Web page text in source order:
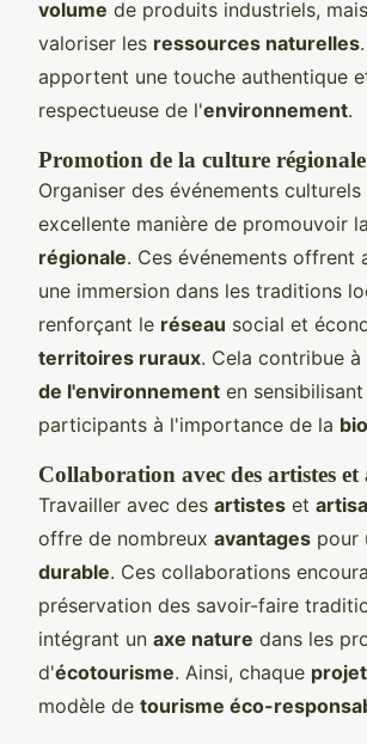
volume de produits industriels,
valoriser les ressources naturelles
apportent une touche authentique
respectueuse de l'environnement.
Promotion de la culture régionale
Organiser des événements culturels
excellente manière de promouvoir la
régionale. Ces événements offrent
une immersion dans les traditions
renforçant le réseau social et
territoires ruraux. Cela contribue à
de l'environnement en
participants à l'importance de la
Collaboration avec des artistes et
Travailler avec des artistes et
offre de nombreux avantages pour
durable. Ces collaborations
préservation des savoir-faire
intégrant un axe nature dans les
d'écotourisme. Ainsi, chaque projet
modèle de tourisme éco-